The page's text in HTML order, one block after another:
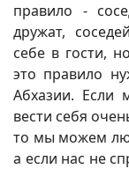
правило -
дружат,
себе в гости,
это правило
Абхазии. Если
вести себя
то мы можем
а если нас не